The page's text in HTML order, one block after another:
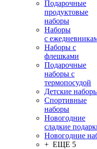
Подарочные
продуктовые
наборы
Наборы
с
Наборы с
флешками
Подарочные
наборы с
термопосудой
Детские
Спортивные
наборы
Новогодние
сладкие
Новогодние
+ ЕЩЕ 5